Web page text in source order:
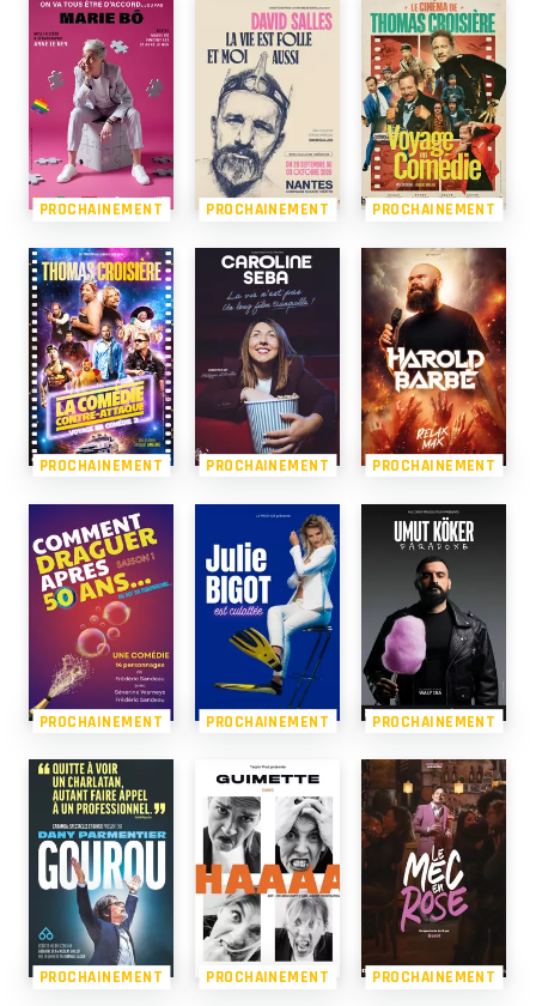
PROCHAINEMENT PROCHAINEMENT PROCHAINEMENT
PROCHAINEMENT PROCHAINEMENT PROCHAINEMENT
PROCHAINEMENT PROCHAINEMENT PROCHAINEMENT
PROCHAINEMENT PROCHAINEMENT PROCHAINEMENT